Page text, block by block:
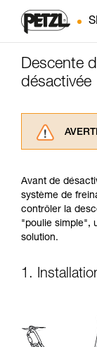
Descente
désactivée
avec
Nous
liées
que
Avant de
système de
contrôler la
"poulie simple",
solution.
1.